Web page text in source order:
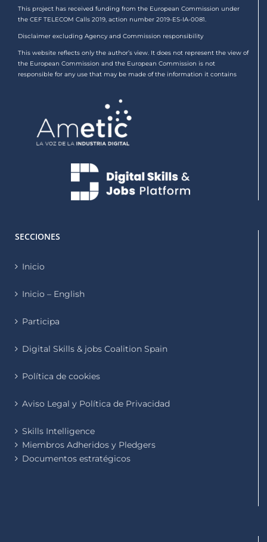
This project has received funding from the European Commission under
the CEF TELECOM Calls 2019, action number 2019-ES-IA-0081.
Disclaimer excluding Agency and Commission responsibility
This website reflects only the author’s view. It does not represent the view of
the European Commission and the European Commission is not
responsible for any use that may be made of the information it contains
SECCIONES
Inicio
Inicio – English
Participa
Digital Skills & jobs Coalition Spain
Política de cookies
Aviso Legal y Política de Privacidad
Skills Intelligence
Miembros Adheridos y Pledgers
Documentos estratégicos